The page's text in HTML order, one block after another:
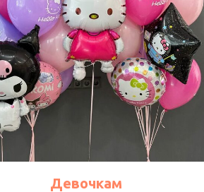
Девочкам